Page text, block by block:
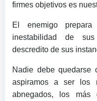
firmes objetivos es
El enemigo
inestabilidad de
descredito de sus
Nadie debe quedarse
aspiramos a ser los
abnegados, los